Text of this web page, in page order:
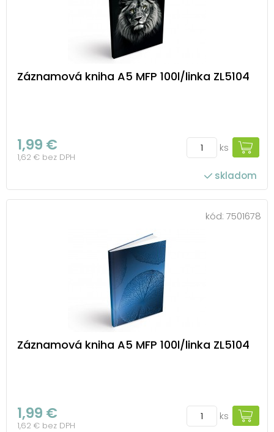
Záznamová kniha A5 MFP 100l/linka ZL5104
1,99 €
1,62 € bez DPH
ks
skladom
kód: 7501678
Záznamová kniha A5 MFP 100l/linka ZL5104
1,99 €
1,62 € bez DPH
ks